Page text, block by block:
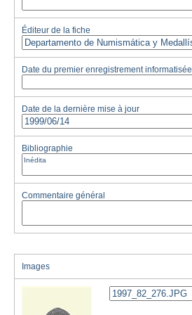
Éditeur de la fiche
Date du premier enregistrement informatisée
Date de la dernière mise à jour
Bibliographie
Commentaire général
Images